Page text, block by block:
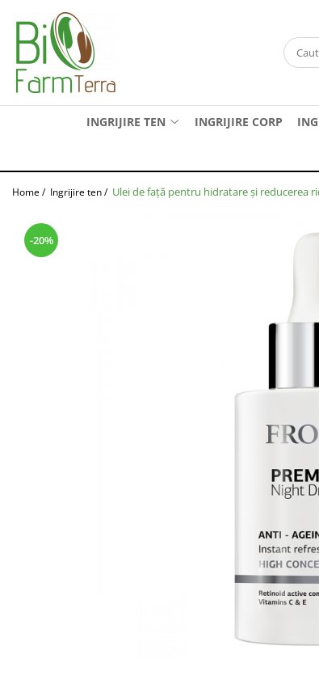
Ingrijire ten
Anti age
Ten sensibil
Branduri
Farma Dorsch
Olive Spa
Zuccari
INGRIJIRE TEN INGRIJIRE CORP
Home / Ingrijire ten / Ulei de față pentru hidratare și reducerea
-20%